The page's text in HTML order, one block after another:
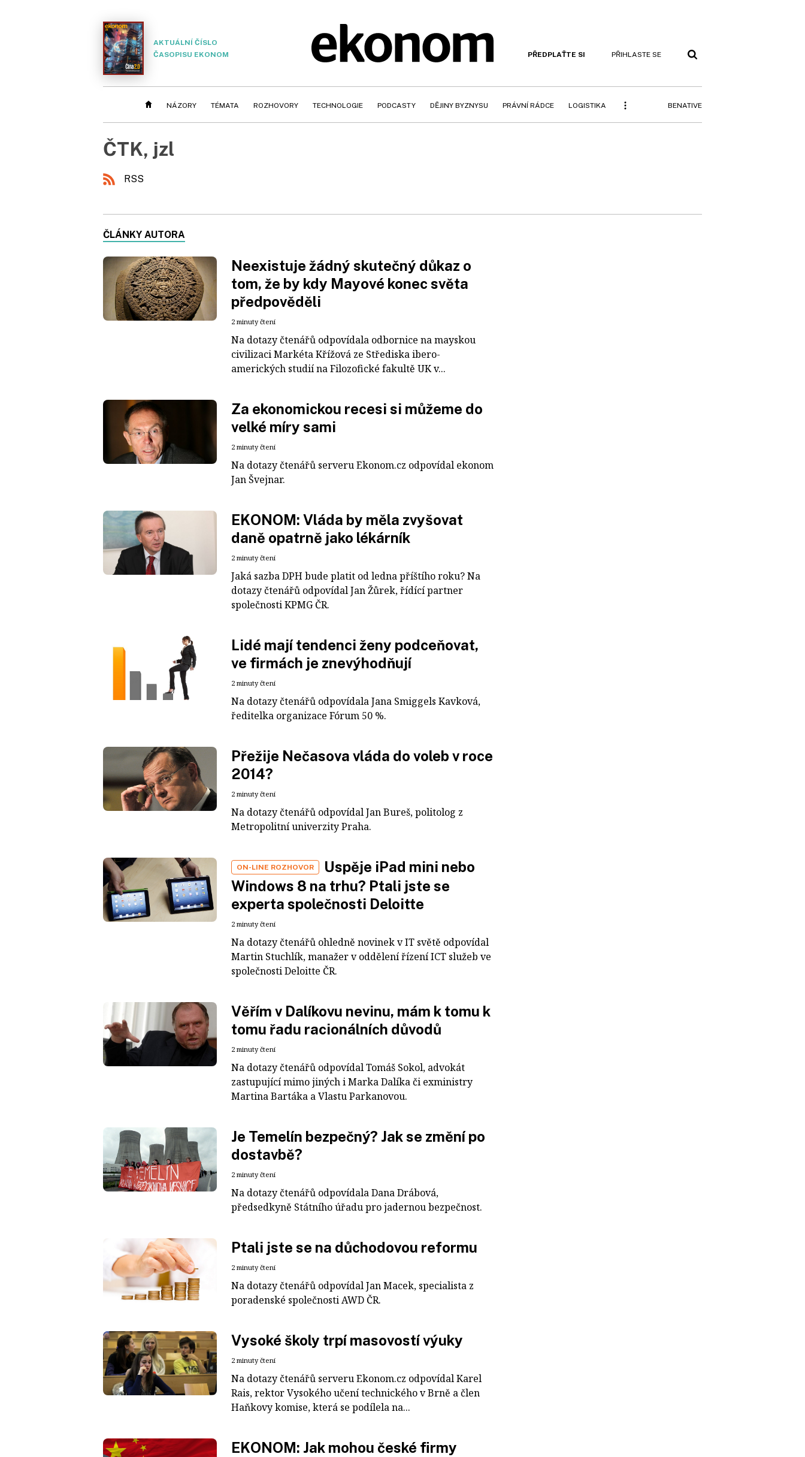
AKTUÁLNÍ ČÍSLO
ČASOPISU EKONOM
PŘEDPLAŤTE SI PŘIHLASTE SE
NÁZORY TÉMATA ROZHOVORY TECHNOLOGIE PODCASTY DĚJINY BYZNYSU PRÁVNÍ RÁDCE LOGISTIKA BENATIVE
ČTK, jzl
RSS
ČLÁNKY AUTORA
Neexistuje žádný skutečný důkaz o
tom, že by kdy Mayové konec světa
předpověděli
2 minuty čtení
Na dotazy čtenářů odpovídala odbornice na mayskou
civilizaci Markéta Křížová ze Střediska ibero-
amerických studií na Filozofické fakultě UK v...
Za ekonomickou recesi si můžeme do
velké míry sami
2 minuty čtení
Na dotazy čtenářů serveru Ekonom.cz odpovídal ekonom
Jan Švejnar.
EKONOM: Vláda by měla zvyšovat
daně opatrně jako lékárník
2 minuty čtení
Jaká sazba DPH bude platit od ledna příštího roku? Na
dotazy čtenářů odpovídal Jan Žůrek, řídící partner
společnosti KPMG ČR.
Lidé mají tendenci ženy podceňovat,
ve firmách je znevýhodňují
2 minuty čtení
Na dotazy čtenářů odpovídala Jana Smiggels Kavková,
ředitelka organizace Fórum 50 %.
Přežije Nečasova vláda do voleb v roce
2014?
2 minuty čtení
Na dotazy čtenářů odpovídal Jan Bureš, politolog z
Metropolitní univerzity Praha.
ON-LINE ROZHOVOR
Uspěje iPad mini nebo
Windows 8 na trhu? Ptali jste se
experta společnosti Deloitte
2 minuty čtení
Na dotazy čtenářů ohledně novinek v IT světě odpovídal
Martin Stuchlík, manažer v oddělení řízení ICT služeb ve
společnosti Deloitte ČR.
Věřím v Dalíkovu nevinu, mám k tomu k
tomu řadu racionálních důvodů
2 minuty čtení
Na dotazy čtenářů odpovídal Tomáš Sokol, advokát
zastupující mimo jiných i Marka Dalíka či exministry
Martina Bartáka a Vlastu Parkanovou.
Je Temelín bezpečný? Jak se změní po
dostavbě?
2 minuty čtení
Na dotazy čtenářů odpovídala Dana Drábová,
předsedkyně Státního úřadu pro jadernou bezpečnost.
Ptali jste se na důchodovou reformu
2 minuty čtení
Na dotazy čtenářů odpovídal Jan Macek, specialista z
poradenské společnosti AWD ČR.
Vysoké školy trpí masovostí výuky
2 minuty čtení
Na dotazy čtenářů serveru Ekonom.cz odpovídal Karel
Rais, rektor Vysokého učení technického v Brně a člen
Haňkovy komise, která se podílela na...
EKONOM: Jak mohou české firmy